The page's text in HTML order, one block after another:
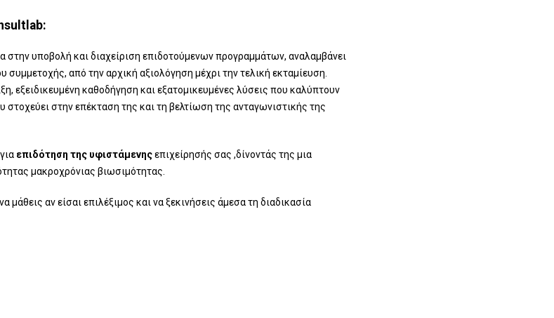
στην υποβολή και διαχείριση επιδοτούμενων προγραμμάτων, αναλαμβάνει
από την αρχική αξιολόγηση μέχρι την τελική εκταμίευση.
εξειδικευμένη καθοδήγηση και εξατομικευμένες λύσεις που καλύπτουν
στοχεύει στην επέκταση της και τη βελτίωση της ανταγωνιστικής της
επιδότηση της υφιστάμενηςεπιχείρησής σας ,δίνοντάς της μια
μακροχρόνιας βιωσιμότητας.
μάθεις αν είσαι επιλέξιμος και να ξεκινήσεις άμεσα τη διαδικασία